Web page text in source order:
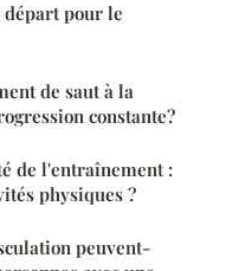
pour le
de saut à la
constante?
de l'entraînement :
physiques ?
peuvent-